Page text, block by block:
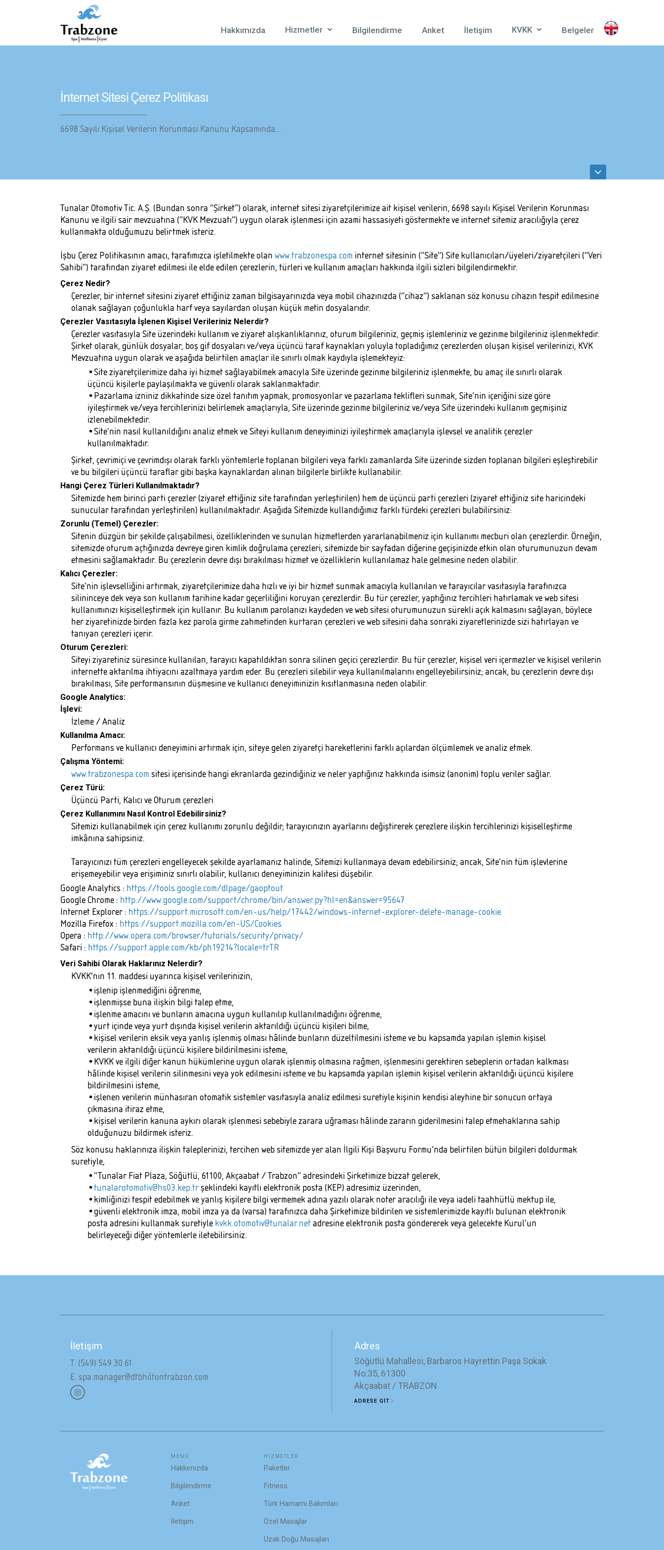
Hakkımızda Hizmetler Bilgilendirme Anket İletişim KVKK Belgeler
İnternet Sitesi Çerez Politikası
6698 Sayılı Kişisel Verilerin Korunması Kanunu Kapsamında...
Tunalar Otomotiv Tic. A.Ş. (Bundan sonra “Şirket”) olarak, internet sitesi ziyaretçilerimize ait kişisel verilerin, 6698 sayılı Kişisel Verilerin Korunması
Kanunu ve ilgili sair mevzuatına (“KVK Mevzuatı”) uygun olarak işlenmesi için azami hassasiyeti göstermekte ve internet sitemiz aracılığıyla çerez
kullanmakta olduğumuzu belirtmek isteriz.
İşbu Çerez Politikasının amacı, tarafımızca işletilmekte olan www.trabzonespa.com internet sitesinin (“Site”) Site kullanıcıları/üyeleri/ziyaretçileri (“Veri
Sahibi”) tarafından ziyaret edilmesi ile elde edilen çerezlerin, türleri ve kullanım amaçları hakkında ilgili sizleri bilgilendirmektir.
Çerez Nedir?
Çerezler, bir internet sitesini ziyaret ettiğiniz zaman bilgisayarınızda veya mobil cihazınızda (“cihaz”) saklanan söz konusu cihazın tespit edilmesine
olanak sağlayan çoğunlukla harf veya sayılardan oluşan küçük metin dosyalarıdır.
Çerezler Vasıtasıyla İşlenen Kişisel Verileriniz Nelerdir?
Çerezler vasıtasıyla Site üzerindeki kullanım ve ziyaret alışkanlıklarınız, oturum bilgileriniz, geçmiş işlemleriniz ve gezinme bilgileriniz işlenmektedir.
Şirket olarak, günlük dosyalar, boş gif dosyaları ve/veya üçüncü taraf kaynakları yoluyla topladığımız çerezlerden oluşan kişisel verilerinizi, KVK
Mevzuatına uygun olarak ve aşağıda belirtilen amaçlar ile sınırlı olmak kaydıyla işlemekteyiz:
•Site ziyaretçilerimize daha iyi hizmet sağlayabilmek amacıyla Site üzerinde gezinme bilgileriniz işlenmekte, bu amaç ile sınırlı olarak
üçüncü kişilerle paylaşılmakta ve güvenli olarak saklanmaktadır.
•Pazarlama izniniz dikkatinde size özel tanıtım yapmak, promosyonlar ve pazarlama teklifleri sunmak, Site’nin içeriğini size göre
iyileştirmek ve/veya tercihlerinizi belirlemek amaçlarıyla, Site üzerinde gezinme bilgileriniz ve/veya Site üzerindeki kullanım geçmişiniz
izlenebilmektedir.
•Site’nin nasıl kullanıldığını analiz etmek ve Siteyi kullanım deneyiminizi iyileştirmek amaçlarıyla işlevsel ve analitik çerezler
kullanılmaktadır.
Şirket, çevrimiçi ve çevrimdışı olarak farklı yöntemlerle toplanan bilgileri veya farklı zamanlarda Site üzerinde sizden toplanan bilgileri eşleştirebilir
ve bu bilgileri üçüncü taraflar gibi başka kaynaklardan alınan bilgilerle birlikte kullanabilir.
Hangi Çerez Türleri Kullanılmaktadır?
Sitemizde hem birinci parti çerezler (ziyaret ettiğiniz site tarafından yerleştirilen) hem de üçüncü parti çerezleri (ziyaret ettiğiniz site haricindeki
sunucular tarafından yerleştirilen) kullanılmaktadır. Aşağıda Sitemizde kullandığımız farklı türdeki çerezleri bulabilirsiniz:
Zorunlu (Temel) Çerezler:
Sitenin düzgün bir şekilde çalışabilmesi, özelliklerinden ve sunulan hizmetlerden yararlanabilmeniz için kullanımı mecburi olan çerezlerdir. Örneğin,
sitemizde oturum açtığınızda devreye giren kimlik doğrulama çerezleri, sitemizde bir sayfadan diğerine geçişinizde etkin olan oturumunuzun devam
etmesini sağlamaktadır. Bu çerezlerin devre dışı bırakılması hizmet ve özelliklerin kullanılamaz hale gelmesine neden olabilir.
Kalıcı Çerezler:
Site’nin işlevselliğini artırmak, ziyaretçilerimize daha hızlı ve iyi bir hizmet sunmak amacıyla kullanılan ve tarayıcılar vasıtasıyla tarafınızca
silininceye dek veya son kullanım tarihine kadar geçerliliğini koruyan çerezlerdir. Bu tür çerezler, yaptığınız tercihleri hatırlamak ve web sitesi
kullanımınızı kişiselleştirmek için kullanır. Bu kullanım parolanızı kaydeden ve web sitesi oturumunuzun sürekli açık kalmasını sağlayan, böylece
her ziyaretinizde birden fazla kez parola girme zahmetinden kurtaran çerezleri ve web sitesini daha sonraki ziyaretlerinizde sizi hatırlayan ve
tanıyan çerezleri içerir.
Oturum Çerezleri:
Siteyi ziyaretiniz süresince kullanılan, tarayıcı kapatıldıktan sonra silinen geçici çerezlerdir. Bu tür çerezler, kişisel veri içermezler ve kişisel verilerin
internette aktarılma ihtiyacını azaltmaya yardım eder. Bu çerezleri silebilir veya kullanılmalarını engelleyebilirsiniz; ancak, bu çerezlerin devre dışı
bırakılması, Site performansının düşmesine ve kullanıcı deneyiminizin kısıtlanmasına neden olabilir.
Google Analytics:
İşlevi:
İzleme / Analiz
Kullanılma Amacı:
Performans ve kullanıcı deneyimini artırmak için, siteye gelen ziyaretçi hareketlerini farklı açılardan ölçümlemek ve analiz etmek.
Çalışma Yöntemi:
www.trabzonespa.com sitesi içerisinde hangi ekranlarda gezindiğiniz ve neler yaptığınız hakkında isimsiz (anonim) toplu veriler sağlar.
Çerez Türü:
Üçüncü Parti, Kalıcı ve Oturum çerezleri
Çerez Kullanımını Nasıl Kontrol Edebilirsiniz?
Sitemizi kullanabilmek için çerez kullanımı zorunlu değildir; tarayıcınızın ayarlarını değiştirerek çerezlere ilişkin tercihlerinizi kişiselleştirme
imkânına sahipsiniz.
Tarayıcınızı tüm çerezleri engelleyecek şekilde ayarlamanız halinde, Sitemizi kullanmaya devam edebilirsiniz; ancak, Site’nin tüm işlevlerine
erişemeyebilir veya erişiminiz sınırlı olabilir, kullanıcı deneyiminizin kalitesi düşebilir.
Google Analytics : https://tools.google.com/dlpage/gaoptout
Google Chrome : http://www.google.com/support/chrome/bin/answer.py?hl=en&answer=95647
Internet Explorer : https://support.microsoft.com/en-us/help/17442/windows-internet-explorer-delete-manage-cookie
Mozilla Firefox : https://support.mozilla.com/en-US/Cookies
Opera : http://www.opera.com/browser/tutorials/security/privacy/
Safari : https://support.apple.com/kb/ph19214?locale=trTR
Veri Sahibi Olarak Haklarınız Nelerdir?
KVKK'nın 11. maddesi uyarınca kişisel verilerinizin,
•işlenip işlenmediğini öğrenme,
•işlenmişse buna ilişkin bilgi talep etme,
•işlenme amacını ve bunların amacına uygun kullanılıp kullanılmadığını öğrenme,
•yurt içinde veya yurt dışında kişisel verilerin aktarıldığı üçüncü kişileri bilme,
•kişisel verilerin eksik veya yanlış işlenmiş olması hâlinde bunların düzeltilmesini isteme ve bu kapsamda yapılan işlemin kişisel
verilerin aktarıldığı üçüncü kişilere bildirilmesini isteme,
•KVKK ve ilgili diğer kanun hükümlerine uygun olarak işlenmiş olmasına rağmen, işlenmesini gerektiren sebeplerin ortadan kalkması
hâlinde kişisel verilerin silinmesini veya yok edilmesini isteme ve bu kapsamda yapılan işlemin kişisel verilerin aktarıldığı üçüncü kişilere
bildirilmesini isteme,
•işlenen verilerin münhasıran otomatik sistemler vasıtasıyla analiz edilmesi suretiyle kişinin kendisi aleyhine bir sonucun ortaya
çıkmasına itiraz etme,
•kişisel verilerin kanuna aykırı olarak işlenmesi sebebiyle zarara uğraması hâlinde zararın giderilmesini talep etmehaklarına sahip
olduğunuzu bildirmek isteriz.
Söz konusu haklarınıza ilişkin taleplerinizi, tercihen web sitemizde yer alan İlgili Kişi Başvuru Formu’nda belirtilen bütün bilgileri doldurmak
suretiyle,
•“Tunalar Fiat Plaza, Söğütlü, 61100, Akçaabat / Trabzon” adresindeki Şirketimize bizzat gelerek,
•tunalarotomotiv@hs03.kep.trşeklindeki kayıtlı elektronik posta (KEP) adresimiz üzerinden,
•kimliğinizi tespit edebilmek ve yanlış kişilere bilgi vermemek adına yazılı olarak noter aracılığı ile veya iadeli taahhütlü mektup ile,
•güvenli elektronik imza, mobil imza ya da (varsa) tarafınızca daha Şirketimize bildirilen ve sistemlerimizde kayıtlı bulunan elektronik
posta adresini kullanmak suretiyle kvkk.otomotiv@tunalar.netadresine elektronik posta göndererek veya gelecekte Kurul’un
belirleyeceği diğer yöntemlerle iletebilirsiniz.
İletişim
T. (549) 549 30 61
E. spa.manager@dtbhiltontrabzon.com
Adres
Söğütlü Mahallesi, Barbaros Hayrettin Paşa Sokak
No:35, 61300
Akçaabat / TRABZON
ADRESE GİT
MENÜ
Hakkımızda
Bilgilendirme
Anket
İletişim
HİZMETLER
Paketler
Fitness
Türk Hamamı Bakımları
Özel Masajlar
Uzak Doğu Masajları